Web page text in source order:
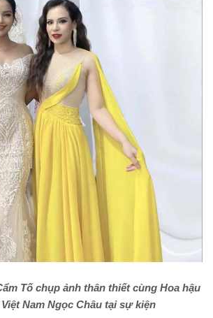
Tố chụp ảnh thân thiết cùng Hoa hậu
Nam Ngọc Châu tại sự kiện